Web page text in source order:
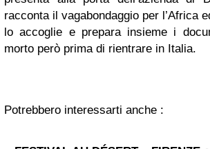
racconta il vagabondaggio per l’Africa
lo accoglie e prepara insieme i
morto però prima di rientrare in Italia.
Potrebbero interessarti anche :